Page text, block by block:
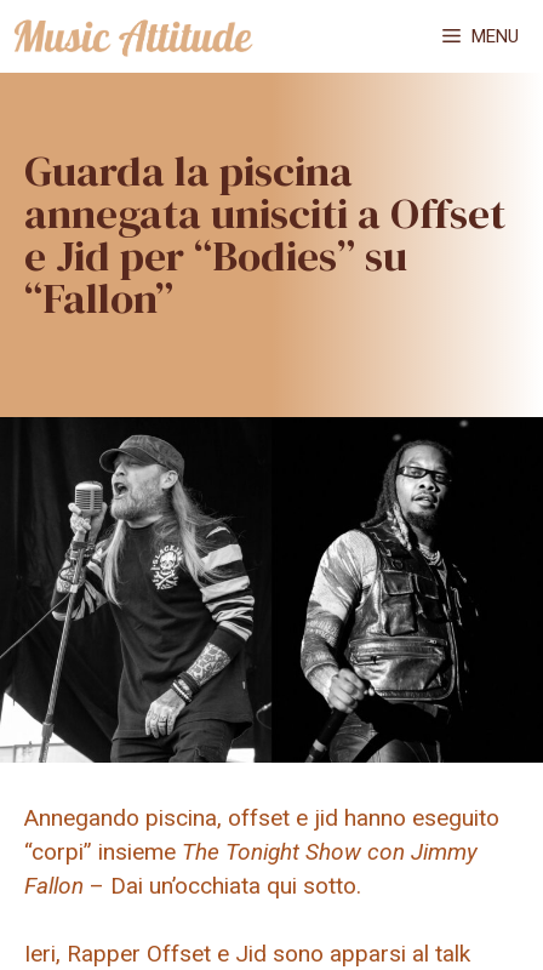
Vai
al
MENU
Guarda la piscina
annegata unisciti a Offset
e Jid per “Bodies” su
“Fallon”
Annegando piscina, offset e jid hanno eseguito
“corpi” insieme The Tonight Show con Jimmy
Fallon – Dai un’occhiata qui sotto.
Ieri, Rapper Offset e Jid sono apparsi al talk